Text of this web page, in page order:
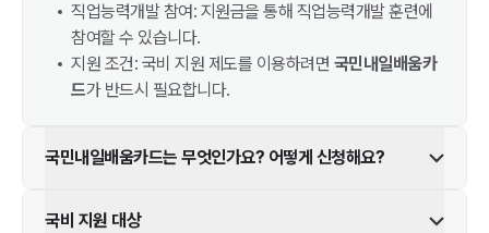
직업능력개발 참여: 지원금을 통해 직업능력개발 훈련에
참여할 수 있습니다.
지원 조건: 국비 지원 제도를 이용하려면 국민내일배움카
드가 반드시 필요합니다.
국민내일배움카드는 무엇인가요? 어떻게 신청해요?
국비 지원 대상